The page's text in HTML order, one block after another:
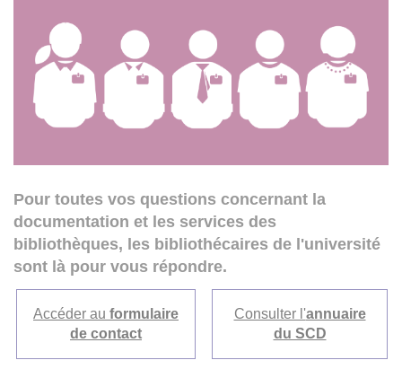
Pour toutes vos questions concernant la
documentation et les services des
bibliothèques, les bibliothécaires de l'université
sont là pour vous répondre.
Accéder au formulaire
de contact
Consulter l'annuaire
du SCD